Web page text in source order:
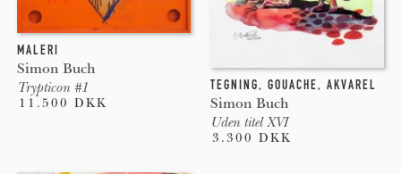
TEGNING, GOUACHE, AKVAREL
Simon Buch
Uden titel XVI
3.300 DKK
MALERI
Simon Buch
Trypticon #1
11.500 DKK